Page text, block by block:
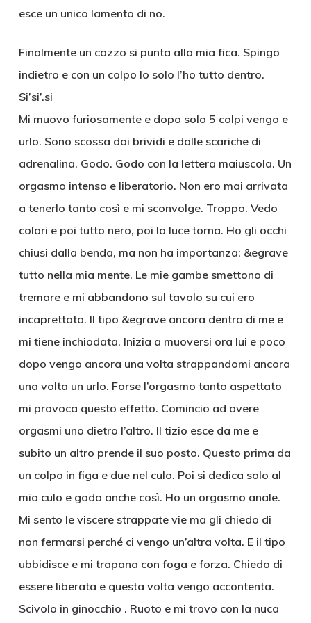
esce un unico lamento di no.
Finalmente un cazzo si punta alla mia fica. Spingo
indietro e con un colpo lo solo l’ho tutto dentro.
Si’si’.si
Mi muovo furiosamente e dopo solo 5 colpi vengo e
urlo. Sono scossa dai brividi e dalle scariche di
adrenalina. Godo. Godo con la lettera maiuscola. Un
orgasmo intenso e liberatorio. Non ero mai arrivata
a tenerlo tanto così e mi sconvolge. Troppo. Vedo
colori e poi tutto nero, poi la luce torna. Ho gli occhi
chiusi dalla benda, ma non ha importanza: &egrave
tutto nella mia mente. Le mie gambe smettono di
tremare e mi abbandono sul tavolo su cui ero
incaprettata. Il tipo &egrave ancora dentro di me e
mi tiene inchiodata. Inizia a muoversi ora lui e poco
dopo vengo ancora una volta strappandomi ancora
una volta un urlo. Forse l’orgasmo tanto aspettato
mi provoca questo effetto. Comincio ad avere
orgasmi uno dietro l’altro. Il tizio esce da me e
subito un altro prende il suo posto. Questo prima da
un colpo in figa e due nel culo. Poi si dedica solo al
mio culo e godo anche così. Ho un orgasmo anale.
Mi sento le viscere strappate vie ma gli chiedo di
non fermarsi perché ci vengo un’altra volta. E il tipo
ubbidisce e mi trapana con foga e forza. Chiedo di
essere liberata e questa volta vengo accontenta.
Scivolo in ginocchio . Ruoto e mi trovo con la nuca